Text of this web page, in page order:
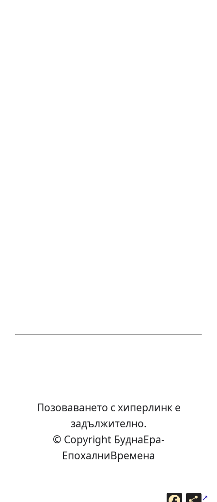
Позоваването с хиперлинк е
задължително.
© Copyright БуднаEра-
ЕпохалниВремена
F С